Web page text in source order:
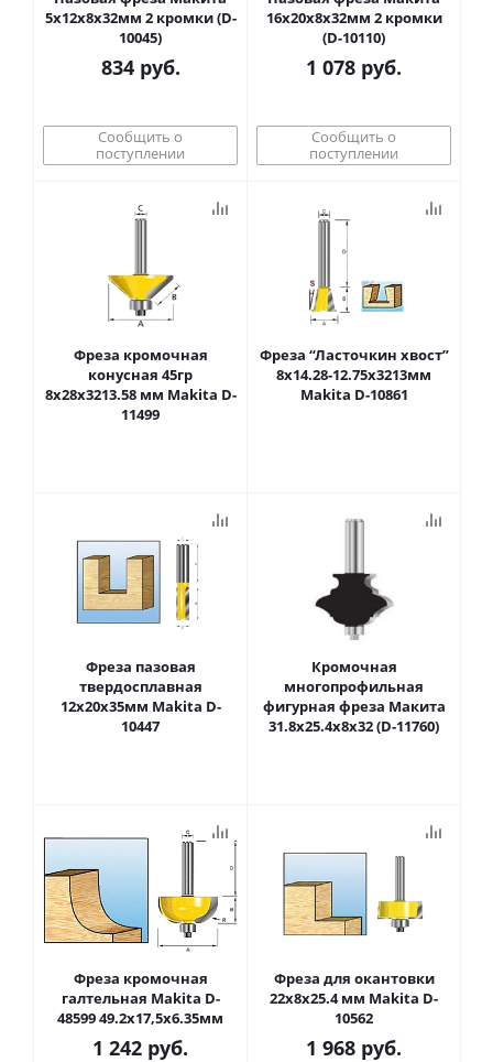
5х12х8х32мм 2 кромки (D-
10045)
834руб.
Сообщить о
поступлении
16х20х8х32мм 2 кромки
(D-10110)
1 078 руб.
Сообщить о
поступлении
Фреза кромочная
конусная 45гр
8х28х3213.58 мм Makita D-
11499
Фреза “Ласточкин хвост”
8х14.28-12.75х3213мм
Makita D-10861
Фреза пазовая
твердосплавная
12х20х35мм Makita D-
10447
Кромочная
многопрофильная
фигурная фреза Макита
31.8х25.4х8х32 (D-11760)
Фреза кромочная
галтельная Makita D-
48599 49.2x17,5x6.35мм
1 242 руб.
Фреза для окантовки
22х8х25.4 мм Makita D-
10562
1 968 руб.